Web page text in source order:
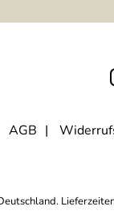
AGB